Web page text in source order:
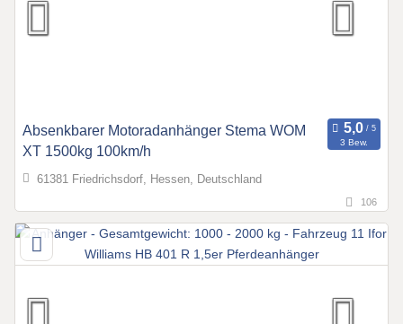
Absenkbarer Motoradanhänger Stema WOM
XT 1500kg 100km/h
3 Bew.
61381 Friedrichsdorf, Hessen, Deutschland
106